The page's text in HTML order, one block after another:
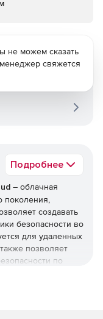
Подробнее
– облачная
поколения,
создавать
безопасности во
для удаленных
позволяет
по
не можем сказать
свяжется